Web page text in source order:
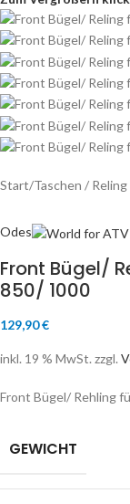
Start/Taschen / Reling
Odes
Front Bügel/
850/ 1000
129,90€
inkl. 19 % MwSt. zzgl.
Front Bügel/ Rehling
GEWICHT